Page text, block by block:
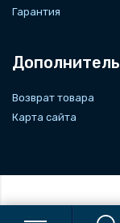
Гарантия
Возврат товара
Карта сайта